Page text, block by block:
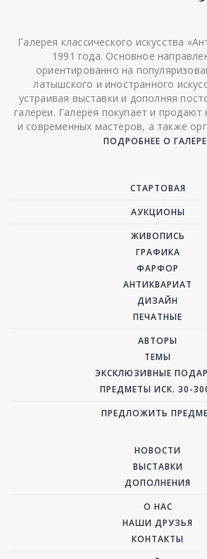
Галерея классического искусства
1991 года. Основное
ориентированно на
латышского и иностранного
устраивая выставки и дополняя
галереи. Галерея покупает и
и современных мастеров, а также
ПОДРОБНЕЕ О
СТАРТОВАЯ
АУКЦИОНЫ
ЖИВОПИСЬ
ГРАФИКА
ФАРФОР
АНТИКВАРИАТ
ДИЗАЙН
ПЕЧАТНЫЕ
АВТОРЫ
ТЕМЫ
ЭКСКЛЮЗИВНЫЕ
ПРЕДМЕТЫ ИСК. 30-
ПРЕДЛОЖИТЬ
НОВОСТИ
ВЫСТАВКИ
ДОПОЛНЕНИЯ
О НАС
НАШИ ДРУЗЬЯ
КОНТАКТЫ